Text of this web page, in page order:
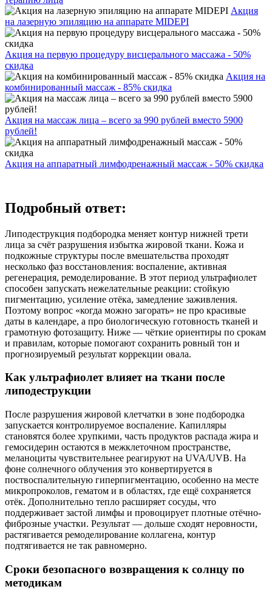
Акция
на лазерную эпиляцию на аппарате MIDEPI
Акция на первую процедуру висцерального массажа - 50%
скидка
Акция на
комбинированный массаж - 85% скидка
Акция на массаж лица – всего за 990 рублей вместо 5900
рублей!
Акция на аппаратный лимфодренажный массаж - 50% скидка
Подробный ответ:
Липодеструкция подбородка меняет контур нижней трети
лица за счёт разрушения избытка жировой ткани. Кожа и
подкожные структуры после вмешательства проходят
несколько фаз восстановления: воспаление, активная
регенерация, ремоделирование. В этот период ультрафиолет
способен запускать нежелательные реакции: стойкую
пигментацию, усиление отёка, замедление заживления.
Поэтому вопрос «когда можно загорать» не про красивые
даты в календаре, а про биологическую готовность тканей и
грамотную фотозащиту. Ниже — чёткие ориентиры по срокам
и правилам, которые помогают сохранить ровный тон и
прогнозируемый результат коррекции овала.
Как ультрафиолет влияет на ткани после
липодеструкции
После разрушения жировой клетчатки в зоне подбородка
запускается контролируемое воспаление. Капилляры
становятся более хрупкими, часть продуктов распада жира и
гемосидерин остаются в межклеточном пространстве,
меланоциты чувствительнее реагируют на UVA/UVB. На
фоне солнечного облучения это конвертируется в
поствоспалительную гиперпигментацию, особенно на месте
микропроколов, гематом и в областях, где ещё сохраняется
отёк. Дополнительно тепло расширяет сосуды, что
поддерживает застой лимфы и провоцирует плотные отёчно-
фиброзные участки. Результат — дольше сходят неровности,
растягивается ремоделирование коллагена, контур
подтягивается не так равномерно.
Сроки безопасного возвращения к солнцу по
методикам